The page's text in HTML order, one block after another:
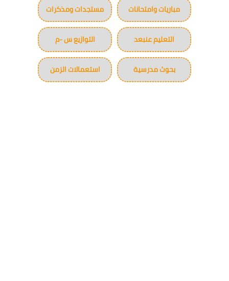
مباريات وامتحانات مستجدات ومذكرات
التعليم عنبعد التوازيع س -م
بحوث مدرسية استعمالات الزمن